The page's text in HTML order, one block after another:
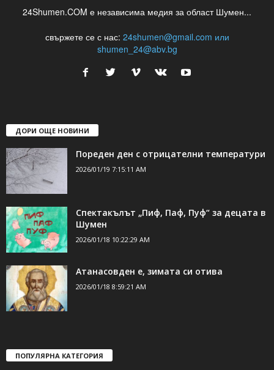
24Shumen.COM е независима медия за област Шумен...
свържете се с нас: 24shumen@gmail.com или
shumen_24@abv.bg
ДОРИ ОЩЕ НОВИНИ
Пореден ден с отрицателни температури
2026/01/19 7:15:11 AM
Спектакълът „Пиф, Паф, Пуф“ за децата в
Шумен
2026/01/18 10:22:29 AM
Атанасовден е, зимата си отива
2026/01/18 8:59:21 AM
ПОПУЛЯРНА КАТЕГОРИЯ